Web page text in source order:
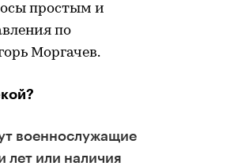
простым и
по
Моргачев.
военнослужащие
лет или наличия